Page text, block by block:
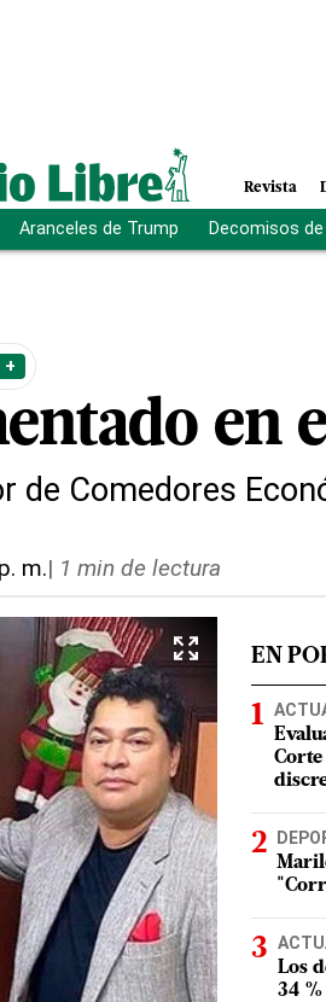
Revista
Aranceles de Trump Decomisos
+
en
de Comedores
m.| 1 min de lectura
EN
Los
34